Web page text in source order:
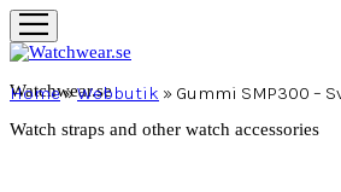
Watchwear.se
Watch straps and other watch accessories
Home»Webbutik » Gummi SMP300 –